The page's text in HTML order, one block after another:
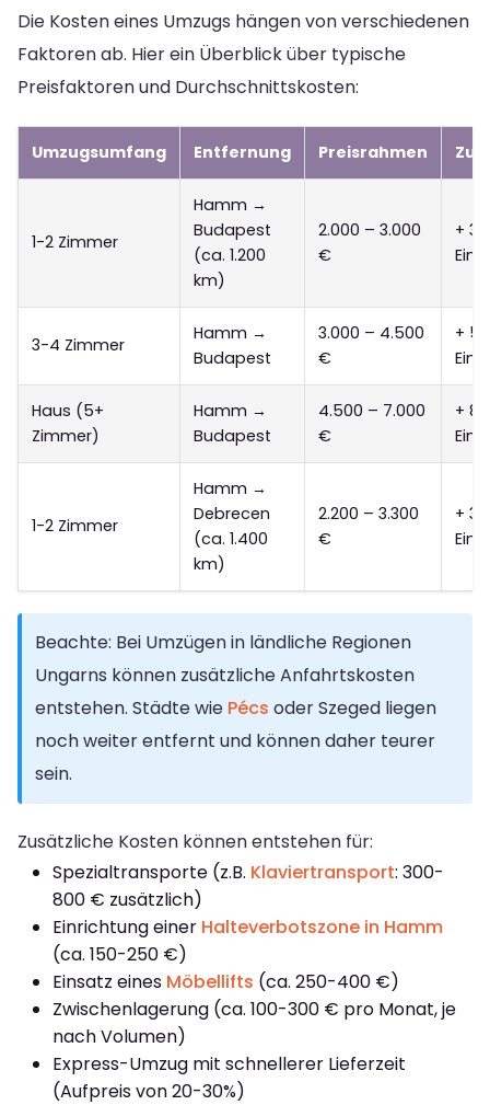
Die Kosten eines Umzugs hängen von verschiedenen
Faktoren ab. Hier ein Überblick über typische
Preisfaktoren und Durchschnittskosten:
Umzugsumfang Entfernung Preisrahmen
1-2 Zimmer
Hamm →
Budapest
(ca. 1.200
km)
2.000 – 3.000
€
+
3-4 Zimmer
Hamm →
Budapest
3.000 – 4.500
€
+
Haus (5+
Zimmer)
Hamm →
Budapest
4.500 – 7.000
€
+
1-2 Zimmer
Hamm →
Debrecen
(ca. 1.400
km)
2.200 – 3.300
€
+
Beachte: Bei Umzügen in ländliche Regionen
Ungarns können zusätzliche Anfahrtskosten
entstehen. Städte wie Pécs oder Szeged liegen
noch weiter entfernt und können daher teurer
sein.
Zusätzliche Kosten können entstehen für:
Spezialtransporte (z.B. Klaviertransport: 300-
800 € zusätzlich)
Einrichtung einer Halteverbotszone in Hamm
(ca. 150-250 €)
Einsatz eines Möbellifts (ca. 250-400 €)
Zwischenlagerung (ca. 100-300 € pro Monat, je
nach Volumen)
Express-Umzug mit schnellerer Lieferzeit
(Aufpreis von 20-30%)